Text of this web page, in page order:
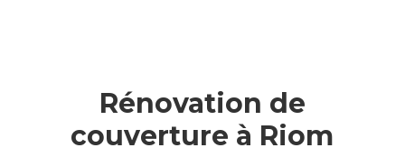
Rénovation de
couverture à Riom